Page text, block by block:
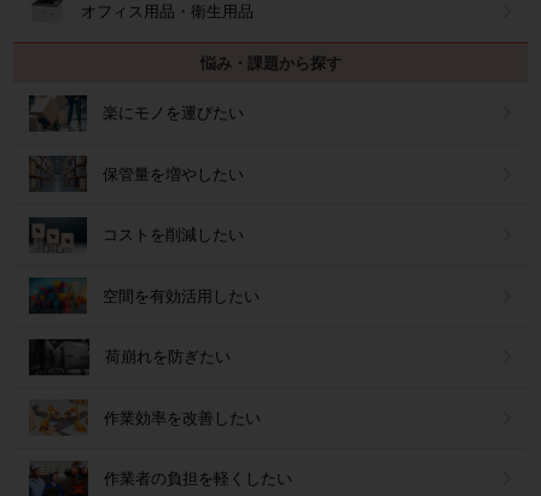
オフィス用品・衛生用品
悩み・課題から探す
楽にモノを運びたい
保管量を増やしたい
コストを削減したい
空間を有効活用したい
荷崩れを防ぎたい
作業効率を改善したい
作業者の負担を軽くしたい